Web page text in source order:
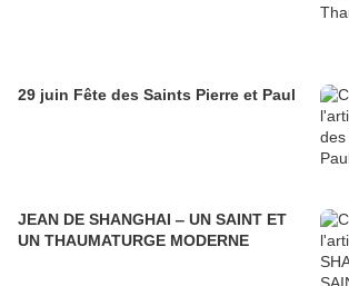
29 juin Fête des Saints Pierre et Paul
JEAN DE SHANGHAI ‒ UN SAINT ET
UN THAUMATURGE MODERNE